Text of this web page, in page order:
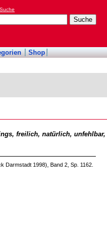
Shop
freilich, natürlich, unfehlbar,
Darmstadt 1998), Band 2, Sp. 1162.